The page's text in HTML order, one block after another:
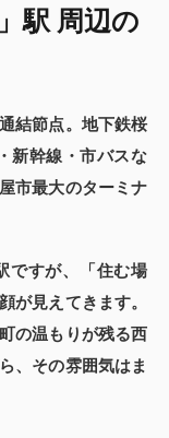
駅 周辺の
結節点。地下鉄桜
新幹線・市バスな
市最大のターミナ
ですが、「住む場
が見えてきます。
の温もりが残る西
、その雰囲気はま